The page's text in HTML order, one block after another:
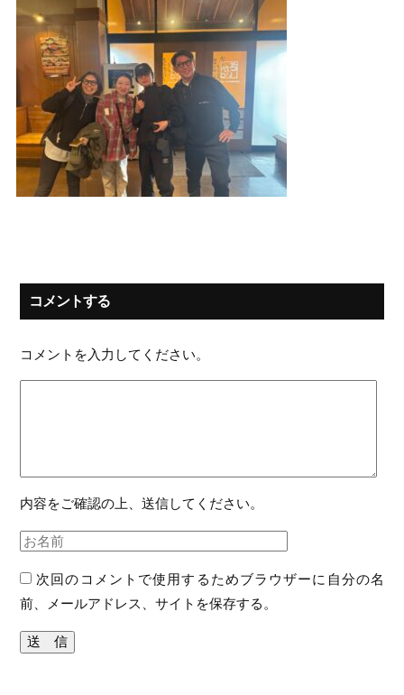
コメントする
コメントを入力してください。
内容をご確認の上、送信してください。
次回のコメントで使用するためブラウザーに自分の名
前、メールアドレス、サイトを保存する。